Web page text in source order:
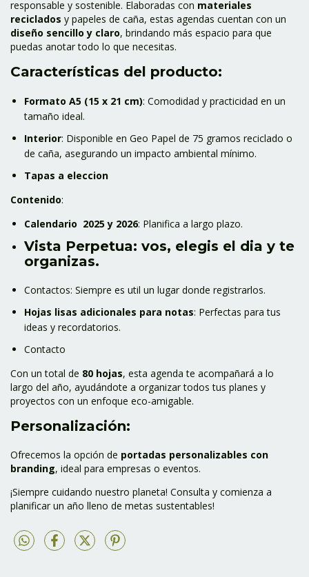
responsable y sostenible. Elaboradas con materiales
reciclados y papeles de caña, estas agendas cuentan con un
diseño sencillo y claro, brindando más espacio para que
puedas anotar todo lo que necesitas.
Características del producto:
Formato A5 (15 x 21 cm): Comodidad y practicidad en un
tamaño ideal.
Interior: Disponible en Geo Papel de 75 gramos reciclado o
de caña, asegurando un impacto ambiental mínimo.
Tapas a eleccion
Contenido:
Calendario 2025 y 2026: Planifica a largo plazo.
Vista Perpetua: vos, elegis el dia y te
organizas.
Contactos: Siempre es util un lugar donde registrarlos.
Hojas lisas adicionales para notas: Perfectas para tus
ideas y recordatorios.
Contacto
Con un total de 80 hojas, esta agenda te acompañará a lo
largo del año, ayudándote a organizar todos tus planes y
proyectos con un enfoque eco-amigable.
Personalización:
Ofrecemos la opción de portadas personalizables con
branding, ideal para empresas o eventos.
¡Siempre cuidando nuestro planeta! Consulta y comienza a
planificar un año lleno de metas sustentables!